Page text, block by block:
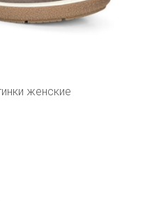
женские